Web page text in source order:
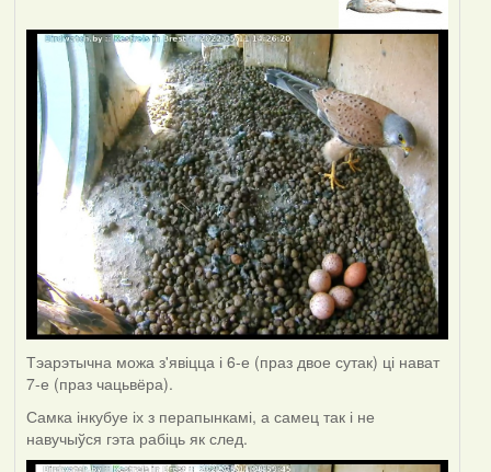
Тэарэтычна можа з'явіцца і 6-е (праз двое сутак) ці нават
7-е (праз чацьвёра).
Самка інкубуе іх з перапынкамі, а самец так і не
навучыўся гэта рабіць як след.